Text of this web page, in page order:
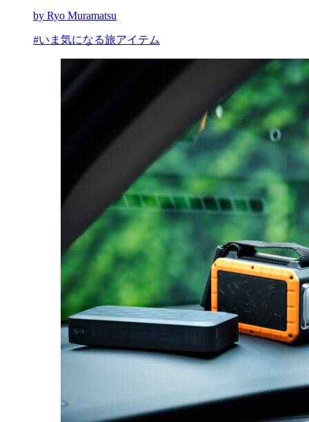
by Ryo Muramatsu
#いま気になる旅アイテム